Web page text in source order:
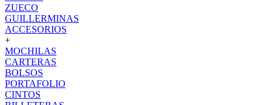
ZUECO
GUILLERMINAS
ACCESORIOS
+
MOCHILAS
CARTERAS
BOLSOS
PORTAFOLIO
CINTOS